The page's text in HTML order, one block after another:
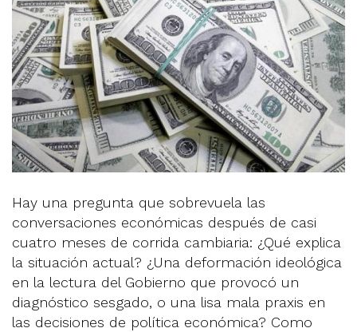
Hay una pregunta que sobrevuela las
conversaciones económicas después de casi
cuatro meses de corrida cambiaria: ¿Qué explica
la situación actual? ¿Una deformación ideológica
en la lectura del Gobierno que provocó un
diagnóstico sesgado, o una lisa mala praxis en
las decisiones de política económica? Como